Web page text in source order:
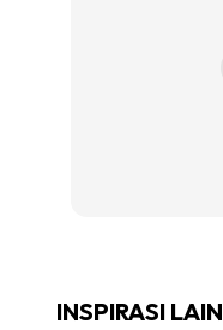
INSPIRASI LAIN